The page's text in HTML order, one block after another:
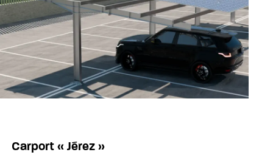
Carport « Jérez »